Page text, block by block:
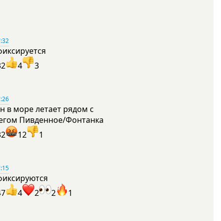
4 3
в море летает рядом с
Пивденное/Фонтанка
12 1
4 2 2 1